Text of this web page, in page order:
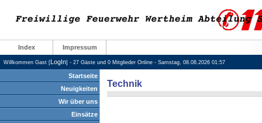
Index Impressum
Willkommen Gast [LogIn] - 27 Gäste und 0 Mitglieder Online - Samstag, 08.08.2026 01:57
Startseite
Neuigkeiten
Wir über uns
Einsätze
Technik